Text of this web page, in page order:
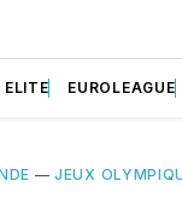
ELITE EUROLEAGUE
—JEUX